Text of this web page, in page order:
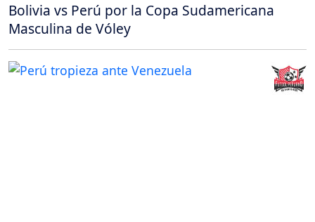
Bolivia vs Perú por la Copa Sudamericana
Masculina de Vóley